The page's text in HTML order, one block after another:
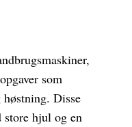
som
Disse
store hjul og en